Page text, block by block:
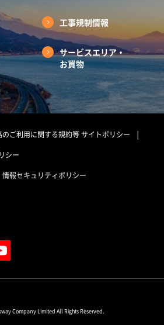
工事規制情報
サービスエリア・
お買物
のご利用に関する規約等サイトポリシー
シー
情報セキュリティポリシー
Company Limited All Rights Reserved.